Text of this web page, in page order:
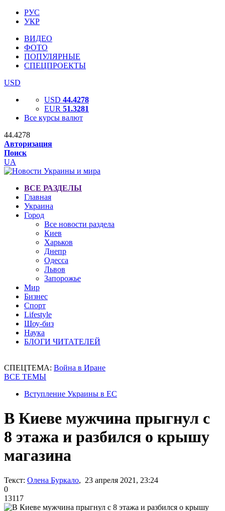
РУС
УКР
ВИДЕО
ФОТО
ПОПУЛЯРНЫЕ
СПЕЦПРОЕКТЫ
USD
USD 44.4278
EUR 51.3281
Все курсы валют
44.4278
Авторизация
Поиск
UA
ВСЕ РАЗДЕЛЫ
Главная
Украина
Город
Все новости раздела
Киев
Харьков
Днепр
Одесса
Львов
Запорожье
Мир
Бизнес
Спорт
Lifestyle
Шоу-биз
Наука
БЛОГИ ЧИТАТЕЛЕЙ
СПЕЦТЕМА: Война в Иране
ВСЕ ТЕМЫ
Вступление Украины в ЕС
В Киеве мужчина прыгнул с
8 этажа и разбился о крышу
магазина
Текст: Олена Буркало, 23 апреля 2021, 23:24
0
13117